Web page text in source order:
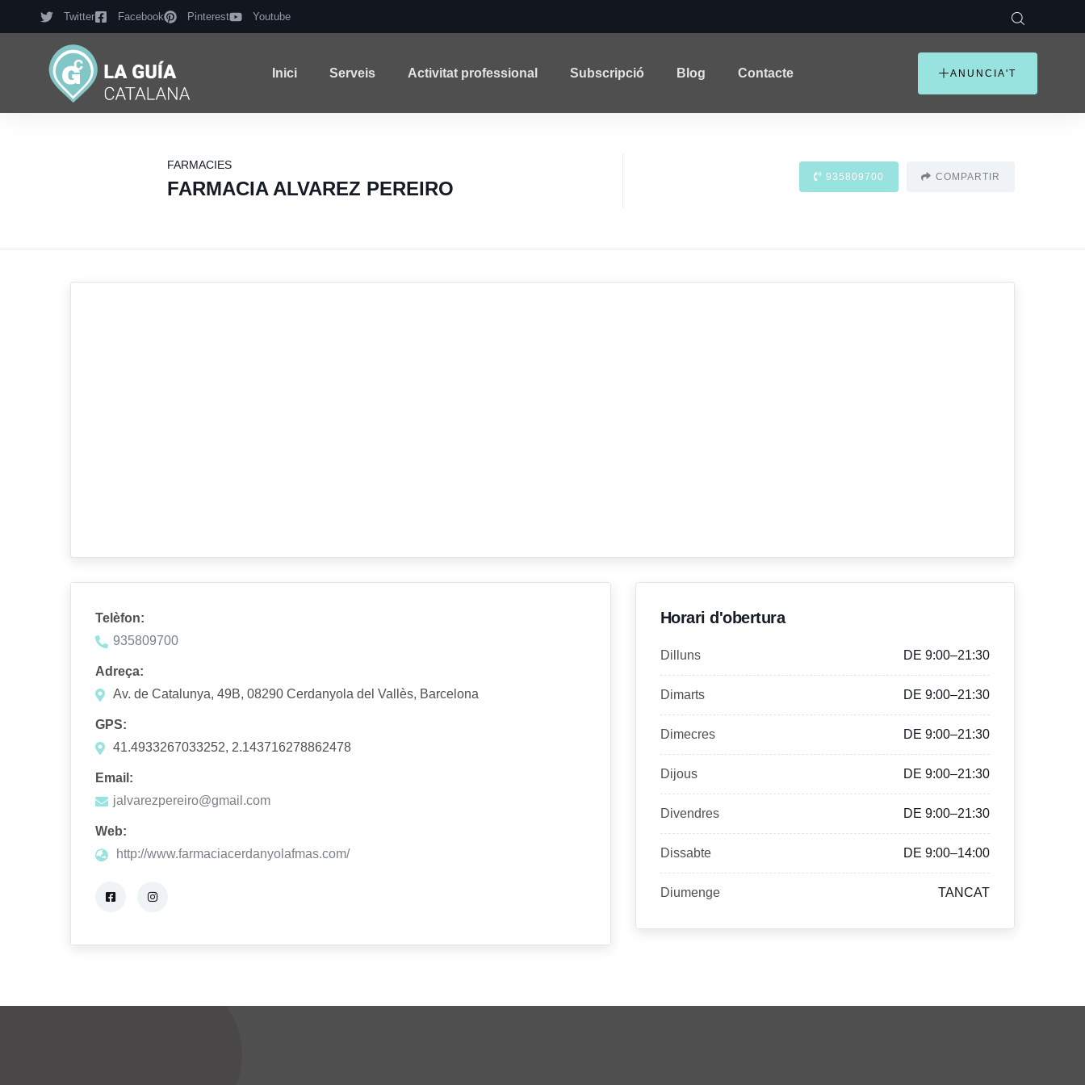
Twitter Facebook Pinterest Youtube
Inici Serveis Activitat professional Subscripció Blog Contacte ANUNCIA'T
FARMACIES
FARMACIA ALVAREZ PEREIRO
935809700 COMPARTIR
Telèfon:
935809700
Adreça:
Av. de Catalunya, 49B, 08290 Cerdanyola del Vallès, Barcelona
GPS:
41.4933267033252, 2.143716278862478
Email:
jalvarezpereiro@gmail.com
Web:
http://www.farmaciacerdanyolafmas.com/
Horari d'obertura
Dilluns DE 9:00–21:30
Dimarts DE 9:00–21:30
Dimecres DE 9:00–21:30
Dijous DE 9:00–21:30
Divendres DE 9:00–21:30
Dissabte DE 9:00–14:00
Diumenge TANCAT